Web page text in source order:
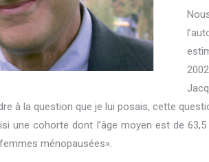
à la question que je lui posais, cette
une cohorte dont l’âge moyen est de
ménopausées».